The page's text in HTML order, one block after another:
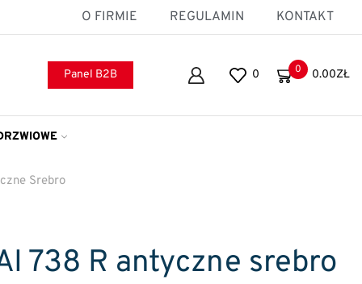
O FIRMIE REGULAMIN KONTAKT
Panel B2B 0 0 0.00ZŁ
Srebro
738 R antyczne srebro